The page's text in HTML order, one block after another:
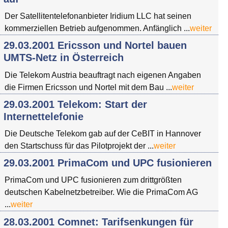
Der Satellitentelefonanbieter Iridium LLC hat seinen
kommerziellen Betrieb aufgenommen. Anfänglich ...weiter
29.03.2001 Ericsson und Nortel bauen
UMTS-Netz in Österreich
Die Telekom Austria beauftragt nach eigenen Angaben
die Firmen Ericsson und Nortel mit dem Bau ...weiter
29.03.2001 Telekom: Start der
Internettelefonie
Die Deutsche Telekom gab auf der CeBIT in Hannover
den Startschuss für das Pilotprojekt der ...weiter
29.03.2001 PrimaCom und UPC fusionieren
PrimaCom und UPC fusionieren zum drittgrößten
deutschen Kabelnetzbetreiber. Wie die PrimaCom AG
...weiter
28.03.2001 Comnet: Tarifsenkungen für